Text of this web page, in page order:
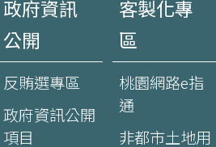
政府資訊
公開
反賄選專區
政府資訊公開
項目
客製化專
區
桃園網路e指
通
非都市土地用